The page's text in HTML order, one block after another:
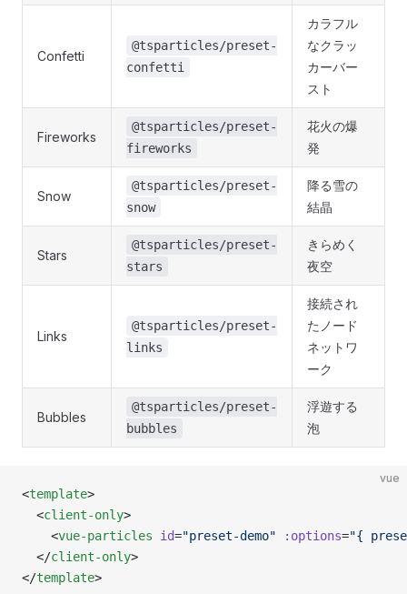
Confetti
@tsparticles/preset-
confetti
カラフル
なクラッ
カーバー
スト
Fireworks
@tsparticles/preset-
fireworks
花火の爆
発
Snow
@tsparticles/preset-
snow
降る雪の
結晶
Stars
@tsparticles/preset-
stars
きらめく
夜空
Links
@tsparticles/preset-
links
接続され
たノード
ネットワ
ーク
Bubbles
@tsparticles/preset-
bubbles
浮遊する
泡
vue
<template>
  <
client-only>
    <
vue-particles id="preset-demo" :options="{
  </
client-only>
</template>